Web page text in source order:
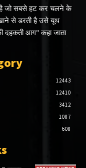
है जो सबसे हट कर चलने के
से डरती है उसे यूथ
दहकती आग" कहा जाता
12443
12410
3412
1087
608